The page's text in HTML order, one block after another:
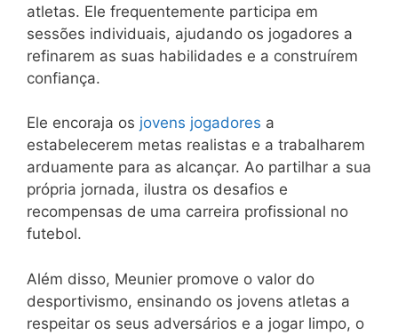
atletas. Ele frequentemente participa em
sessões individuais, ajudando os jogadores a
refinarem as suas habilidades e a construírem
confiança.
Ele encoraja os jovens jogadores a
estabelecerem metas realistas e a trabalharem
arduamente para as alcançar. Ao partilhar a sua
própria jornada, ilustra os desafios e
recompensas de uma carreira profissional no
futebol.
Além disso, Meunier promove o valor do
desportivismo, ensinando os jovens atletas a
respeitar os seus adversários e a jogar limpo, o